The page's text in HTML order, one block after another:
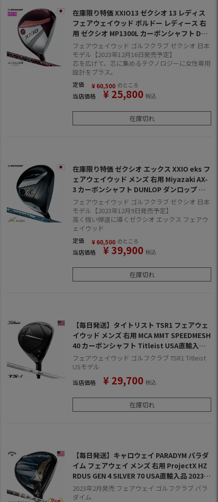
在庫限り特価 XXIO13 ゼクシオ 13 レディス
フェアウェイウッド ボルドー レディース 右
用 ゼクシオ MP1300L カーボンシャフト DUN
LOP ダンロップ ゴルフ クラブ 2024年モデル
日本正規品
フェアウェイウッド ゴルフクラブ ゼクシオ 日本
モデル【2023年12月16日発売予定】
芯を広げて、芯に集めるテクノロジーに女性専用
設計をプラス。
定価 ¥ 60,500 のところ
当店価格 ¥ 25,800 税込
在庫切れ
在庫限り特価 ゼクシオ エックス XXIO eks フ
ェアウェイウッド メンズ 右用 Miyazaki AX-
3 カーボンシャフト DUNLOP ダンロップ ゴ
ルフ クラブ 2024年モデル 日本正規品
フェアウェイウッド ゴルフクラブ ゼクシオ 日本
モデル【2023年12月9日発売予定】
高く強い弾道に導くゼクシオ エックス フェアウ
ェイウッド
定価 ¥ 60,500 のところ
当店価格 ¥39,900 税込
在庫切れ
【毎日発送】タイトリスト TSR1 フェアウェ
イウッド メンズ 右用 MCA MMT SPEEDMESH
40 カーボンシャフト Titleist USA直輸入品
【2年保証】
フェアウェイウッド ゴルフクラブ TSR1 Titleist
USモデル
当店価格 ¥ 29,700 税込
在庫切れ
【毎日発送】キャロウェイ PARADYM パラダ
イム フェアウェイ メンズ 右用 ProjectX HZ
RDUS GEN 4 SILVER 70 USA直輸入品 2023年
モデル
2023年2月発売 フェアウェイ ゴルフクラブ パラ
ダイム